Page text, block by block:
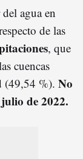
agua en
de las
, que
cuencas
(49,54 %). No
de 2022.